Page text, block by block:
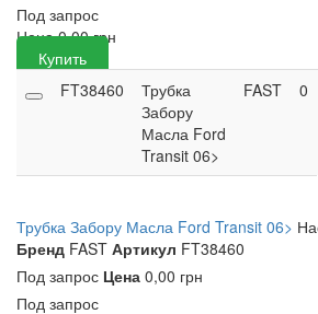
Под запрос
Цена 0,00грн
Купить
FT38460
Трубка
Забору
Масла Ford
Transit 06>
FAST 0
Трубка Забору Масла Ford Transit 06>
Бренд FAST Артикул FT38460
Под запрос Цена 0,00 грн
Под запрос